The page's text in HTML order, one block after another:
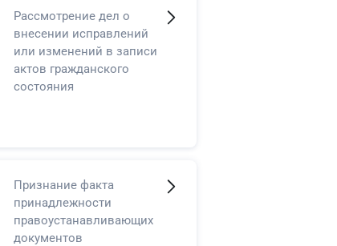
Рассмотрение дел о
внесении исправлений
или изменений в записи
актов гражданского
состояния
Признание факта
принадлежности
правоустанавливающих
документов